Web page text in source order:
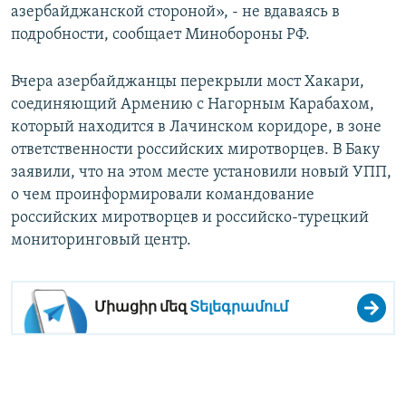
азербайджанской стороной», - не вдаваясь в
подробности, сообщает Минобороны РФ.
Вчера азербайджанцы перекрыли мост Хакари,
соединяющий Армению с Нагорным Карабахом,
который находится в Лачинском коридоре, в зоне
ответственности российских миротворцев. В Баку
заявили, что на этом месте установили новый УПП,
о чем проинформировали командование
российских миротворцев и российско-турецкий
мониторинговый центр.
Միացիր մեզ Տելեգրամում